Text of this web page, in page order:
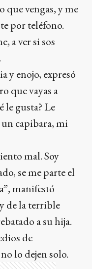
vengas, y me
por teléfono.
a ver si sos
y enojo, expresó
que vayas a
le gusta? Le
capibara, mi
mal. Soy
se me parte el
manifestó
de la terrible
a su hija.
de
lo dejen solo.